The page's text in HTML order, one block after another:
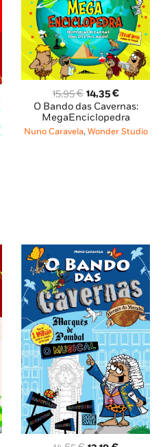
15,95€ O
preço
original
era:
14,35€O
preço
atual
é:
O Bando das Cavernas:
MegaEnciclopedra
Nuno Caravela, Wonder Studio